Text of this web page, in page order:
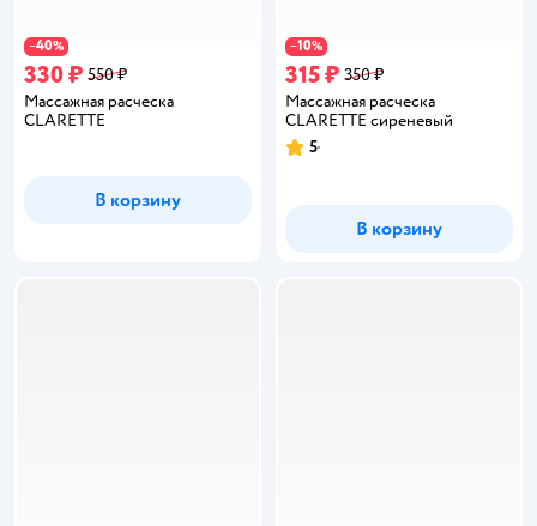
−40%
330 ₽ 550 ₽
Массажная расческа
CLARETTE
В корзину
−10%
315 ₽ 350 ₽
Массажная расческа
CLARETTE сиреневый
Рейтинг:
5
В корзину